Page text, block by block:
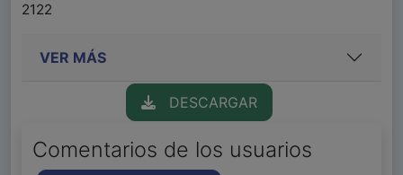
2122
VER MÁS
DESCARGAR
Comentarios de los usuarios